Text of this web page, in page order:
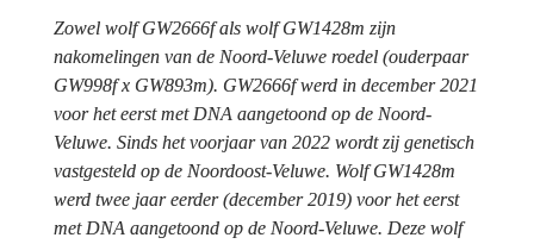
Zowel wolf GW2666f als wolf GW1428m zijn
nakomelingen van de Noord-Veluwe roedel (ouderpaar
GW998f x GW893m). GW2666f werd in december 2021
voor het eerst met DNA aangetoond op de Noord-
Veluwe. Sinds het voorjaar van 2022 wordt zij genetisch
vastgesteld op de Noordoost-Veluwe. Wolf GW1428m
werd twee jaar eerder (december 2019) voor het eerst
met DNA aangetoond op de Noord-Veluwe. Deze wolf